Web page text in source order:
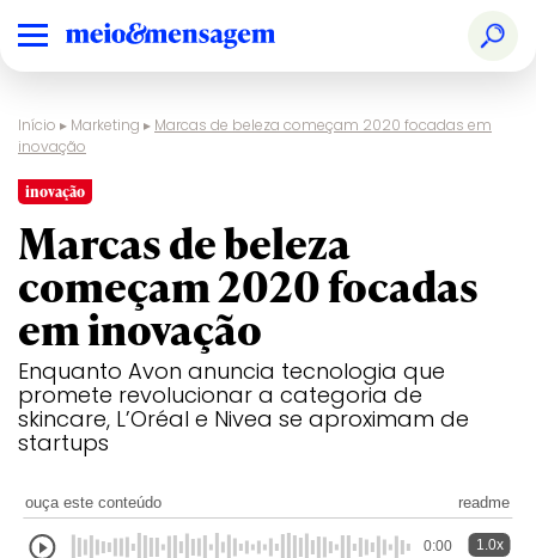
Início ▸ Marketing ▸ Marcas de beleza começam 2020 focadas em
inovação
inovação
Marcas de beleza
começam 2020 focadas
em inovação
Enquanto Avon anuncia tecnologia que
promete revolucionar a categoria de
skincare, L’Oréal e Nivea se aproximam de
startups
ouça este conteúdo readme
0:00 1.0x